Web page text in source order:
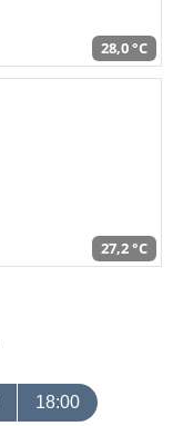
28,0 °C
27,2 °C
18:00